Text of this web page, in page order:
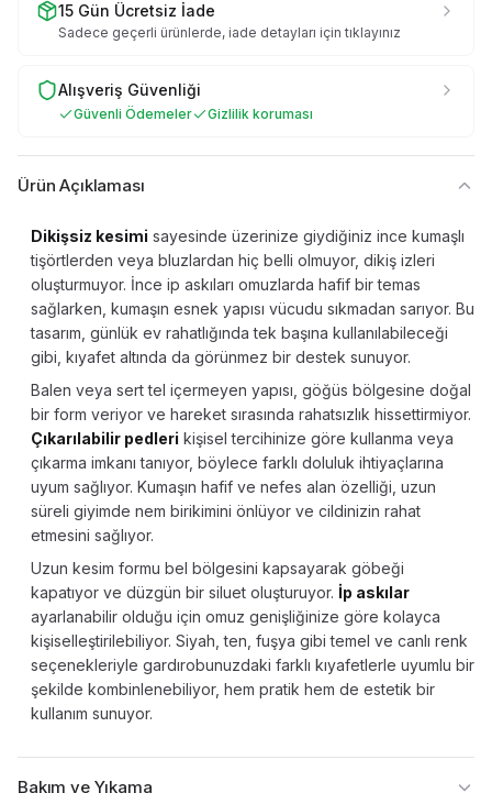
15 Gün Ücretsiz İade
Sadece geçerli ürünlerde, iade detayları için tıklayınız
Alışveriş Güvenliği
Güvenli Ödemeler Gizlilik koruması
Ürün Açıklaması
Dikişsiz kesimi sayesinde üzerinize giydiğiniz ince kumaşlı
tişörtlerden veya bluzlardan hiç belli olmuyor, dikiş izleri
oluşturmuyor. İnce ip askıları omuzlarda hafif bir temas
sağlarken, kumaşın esnek yapısı vücudu sıkmadan sarıyor. Bu
tasarım, günlük ev rahatlığında tek başına kullanılabileceği
gibi, kıyafet altında da görünmez bir destek sunuyor.
Balen veya sert tel içermeyen yapısı, göğüs bölgesine doğal
bir form veriyor ve hareket sırasında rahatsızlık hissettirmiyor.
Çıkarılabilir pedleri kişisel tercihinize göre kullanma veya
çıkarma imkanı tanıyor, böylece farklı doluluk ihtiyaçlarına
uyum sağlıyor. Kumaşın hafif ve nefes alan özelliği, uzun
süreli giyimde nem birikimini önlüyor ve cildinizin rahat
etmesini sağlıyor.
Uzun kesim formu bel bölgesini kapsayarak göbeği
kapatıyor ve düzgün bir siluet oluşturuyor. İp askılar
ayarlanabilir olduğu için omuz genişliğinize göre kolayca
kişiselleştirilebiliyor. Siyah, ten, fuşya gibi temel ve canlı renk
seçenekleriyle gardırobunuzdaki farklı kıyafetlerle uyumlu bir
şekilde kombinlenebiliyor, hem pratik hem de estetik bir
kullanım sunuyor.
Bakım ve Yıkama